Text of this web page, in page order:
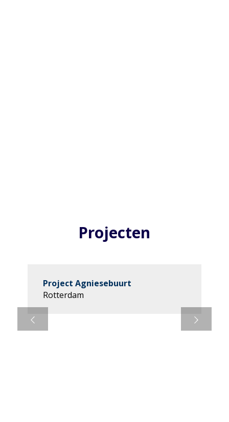
Projecten
Project Agniesebuurt
Rotterdam